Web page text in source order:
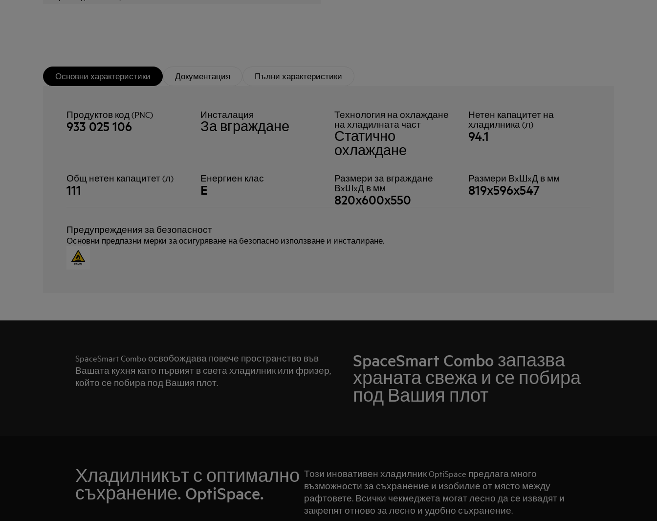
Основни характеристики Документация Пълни характеристики
Продуктов код (PNC)
933 025 106
Инсталация
За вграждане
Технология на охлаждане
на хладилната част
Статично
охлаждане
Нетен капацитет на
хладилника (л)
94.1
Общ нетен капацитет (л)
111
Енергиен клас
E
Размери за вграждане
ВxШxД в мм
820x600x550
Размери ВxШxД в мм
819x596x547
Предупреждения за безопасност
Основни предпазни мерки за осигуряване на безопасно използване и инсталиране.
SpaceSmart Combo запазва
храната свежа и се побира
под Вашия плот
SpaceSmart Combo освобождава повече пространство във
Вашата кухня като първият в света хладилник или фризер,
който се побира под Вашия плот.
Хладилникът с оптимално
съхранение. OptiSpace.
Този иновативен хладилник OptiSpace предлага много
възможности за съхранение и изобилие от място между
рафтовете. Всички чекмеджета могат лесно да се извадят и
закрепят отново за лесно и удобно съхранение.